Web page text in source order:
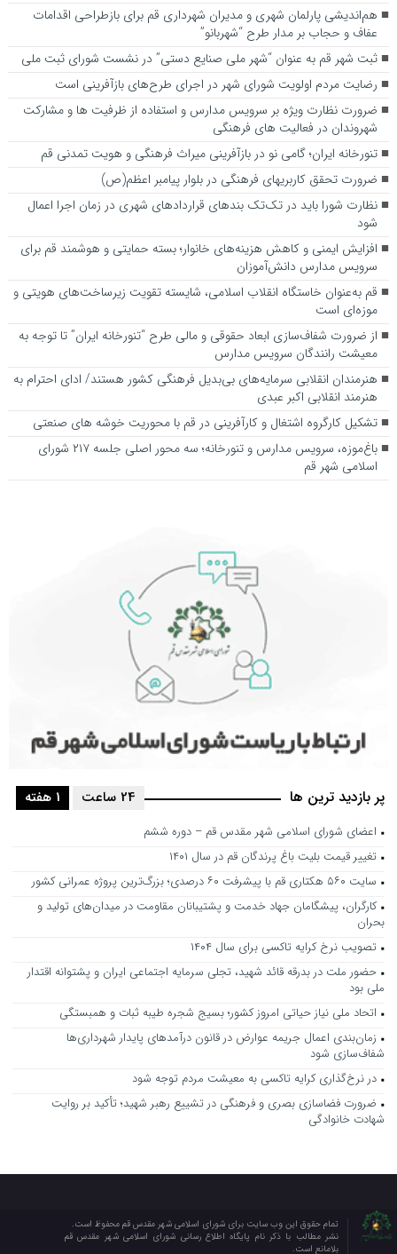
هم‌اندیشی پارلمان شهری و مدیران شهرداری قم برای بازطراحی اقدامات
عفاف و حجاب بر مدار طرح “شهربانو”
ثبت شهر قم به عنوان “شهر ملی صنایع دستی” در نشست شورای ثبت ملی
رضایت مردم اولویت شورای شهر در اجرای طرح‌های بازآفرینی است
ضرورت نظارت ویژه بر سرویس مدارس و استفاده از ظرفیت ها و مشارکت
شهروندان در فعالیت های فرهنگی
تنورخانه ایران؛ گامی نو در بازآفرینی میراث فرهنگی و هویت تمدنی قم
ضرورت تحقق کاربری­های فرهنگی در بلوار پیامبر اعظم(ص)
نظارت شورا باید در تک‌تک بندهای قراردادهای شهری در زمان اجرا اعمال
شود
افزایش ایمنی و کاهش هزینه‌های خانوار؛ بسته حمایتی و هوشمند قم برای
سرویس مدارس دانش‌آموزان
قم به‌عنوان خاستگاه انقلاب اسلامی، شایسته تقویت زیرساخت‌های هویتی و
موزه‌ای است
از ضرورت شفاف‌سازی ابعاد حقوقی و مالی طرح “تنورخانه ایران” تا توجه به
معیشت رانندگان سرویس مدارس
هنرمندان انقلابی سرمایه‌های بی‌بدیل فرهنگی کشور هستند/ ادای احترام به
هنرمند انقلابی اکبر عبدی
تشکیل کارگروه اشتغال و کارآفرینی در قم با محوریت خوشه های صنعتی
باغ‌موزه، سرویس مدارس و تنورخانه؛ سه محور اصلی جلسه ۲۱۷ شورای
اسلامی شهر قم
پر بازدید ترین ها 1 هفته 24 ساعت
اعضای شورای اسلامی شهر مقدس قم – دوره ششم
تغییر قیمت بلیت باغ پرندگان قم در سال ۱۴۰۱
سایت ۵۶۰ هکتاری قم با پیشرفت ۶۰ درصدی؛ بزرگ‌ترین پروژه عمرانی کشور
کارگران، پیشگامان جهاد خدمت و پشتیبانان مقاومت در میدان‌های تولید و
بحران
تصویب نرخ کرایه تاکسی برای سال ۱۴۰۴
حضور ملت در بدرقه قائد شهید، تجلی سرمایه اجتماعی ایران و پشتوانه اقتدار
ملی بود
اتحاد ملی نیاز حیاتی امروز کشور؛ بسیج شجره طیبه ثبات و همبستگی
زمان‌بندی اعمال جریمه عوارض در قانون درآمدهای پایدار شهرداری‌ها
شفاف‌سازی شود
در نرخ‌گذاری کرایه تاکسی به معیشت مردم توجه شود
ضرورت فضاسازی بصری و فرهنگی در تشییع رهبر شهید؛ تأکید بر روایت
شهادت خانوادگی
تمام حقوق این وب سایت برای شورای اسلامی شهر مقدس قم محفوظ است.
نشر مطالب با ذکر نام پایگاه اطلاع رسانی شورای اسلامی شهر مقدس قم
بلامانع است.